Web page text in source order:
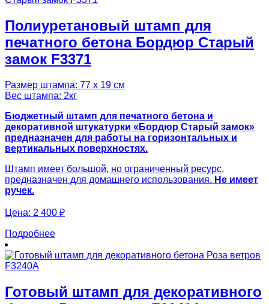
Полиуретановый штамп для
печатного бетона Бордюр Старый
замок F3371
Размер штампа: 77 х 19 см
Вес штампа: 2кг
Бюджетный штамп для печатного бетона и
декоративной штукатурки «Бордюр Старый замок»
предназначен для работы на горизонтальных и
вертикальных поверхностях.
Штамп имеет большой, но ограниченный ресурс,
предназначен для домашнего использования. Не имеет
ручек.
Цена: 2 400 ₽
Подробнее
Готовый штамп для декоративного